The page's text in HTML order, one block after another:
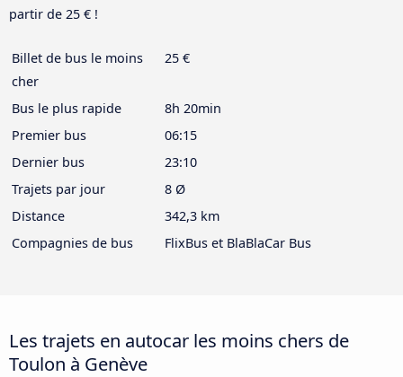
partir de 25 € !
Billet de bus le moins
cher
25 €
Bus le plus rapide
8h 20min
Premier bus
06:15
Dernier bus
23:10
Trajets par jour
8 Ø
Distance
342,3 km
Compagnies de bus
FlixBus et BlaBlaCar Bus
Les trajets en autocar les moins chers de
Toulon à Genève